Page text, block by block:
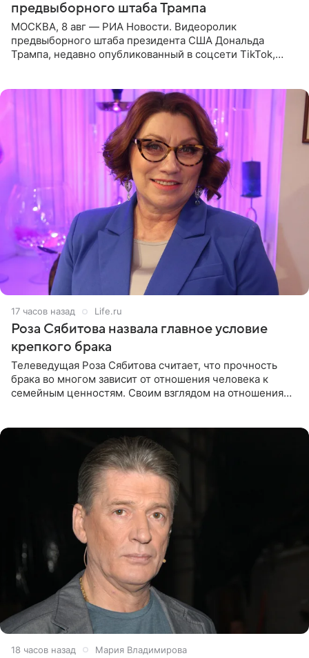
предвыборного штаба Трампа
МОСКВА, 8 авг — РИА Новости. Видеоролик
предвыборного штаба президента США Дональда
Трампа, недавно опубликованный в соцсети TikTok,
17 часов назад Life.ru
Роза Сябитова назвала главное условие
крепкого брака
Телеведущая Роза Сябитова считает, что прочность
брака во многом зависит от отношения человека к
семейным ценностям. Своим взглядом на отношения
18 часов назад Мария Владимирова